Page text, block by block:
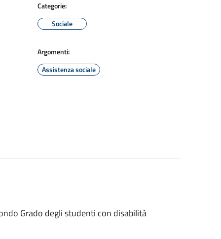
Categorie:
Sociale
Argomenti:
Assistenza sociale
Grado degli studenti con disabilità